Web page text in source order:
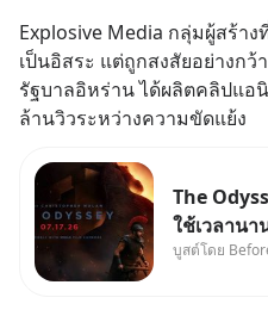
Explosive Media กลุ่มผู้สร้า
เป็นอิสระ แต่ถูกสงสัยอย่างก
รัฐบาลอิหร่าน ได้ผลิตคลิปแ
ล้านวิวระหว่างความขัดแย้ง
The
ใช้เวลาน
เราต้องกา
บูสต์โดย